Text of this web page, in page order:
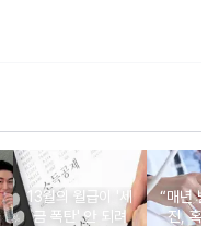
13월의 월급이 '세
금 폭탄' 안 되려
“매년 받
진, 혹시